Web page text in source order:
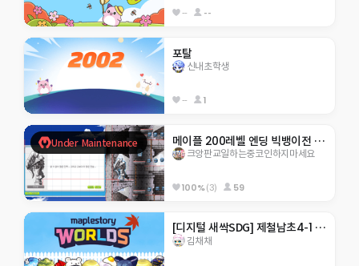
-- --
포탈
신내초학생
-- 1
Under Maintenance 메이플 200레벨 엔딩 빅뱅이전 스크립트
크앙판교일하는중코인하지마세요
100%(3) 59
[디지털 새싹SDG] 제철남초4-1 김채채
김채채